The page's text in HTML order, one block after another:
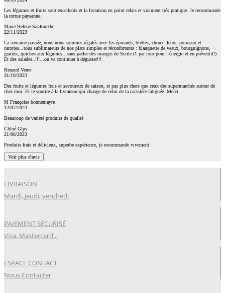
Les légumes et fruits sont excellents et la livraison en point relais et vraiment très pratique. Je recommande
la tortue paysanne.
Marie Helene Sanfourche
22/11/2023
La semaine passée, nous nous sommes régalés avec les épinards, blettes, choux fleurs, poireaux et
carottes...tous sublimateurs de nos plats simples et réconfortants : blanquette de veaux, bourguignons,
gratins, quiches aux légumes...sans parler des oranges de Sicile (1 par jour pour l énergie et en préventif!)
Et des salades..!!!...on va continuer à déguster!!!
Renaud Venet
31/10/2023
Des fruits et légumes frais et savoureux de saison, et pas plus chers que ceux des supermarchés autour de
chez moi. Et le sourire à la livraison qui change de celui de la caissière fatiguée. Merci
M Françoise bonnemayre
12/07/2023
Beaucoup de variété produits de qualité
Chloé Glps
21/06/2023
Produits frais et délicieux, superbe expérience, je recommande vivement.
Voir plus d'avis
LIVRAISON
Mardi, jeudi, vendredi
PAIEMENT SÉCURISÉ
Visa, Mastercard...
ESPACE CONTACT
Nous Contacter